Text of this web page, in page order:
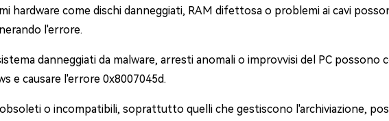
hardware come dischi danneggiati, RAM difettosa o problemi ai cavi
l'errore.
danneggiati da malware, arresti anomali o improvvisi del PC
e causare l'errore 0x8007045d.
o incompatibili, soprattutto quelli che gestiscono l'archiviazione,